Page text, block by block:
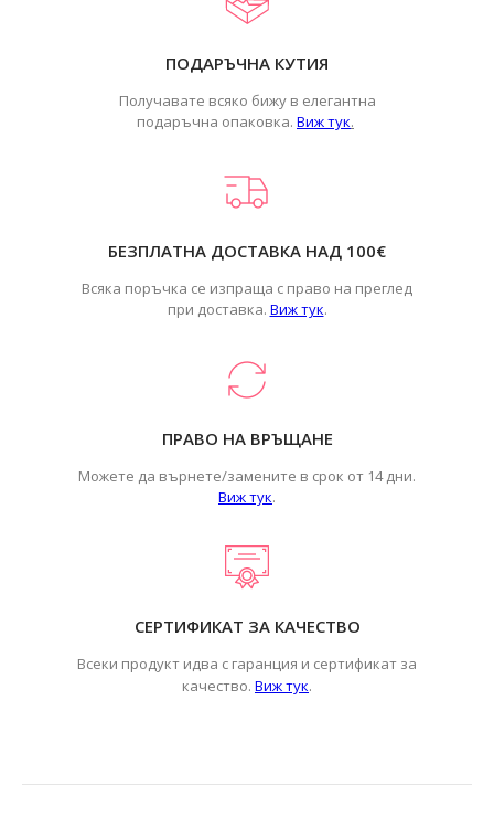
ПОДАРЪЧНА КУТИЯ
Получавате всяко бижу в елегантна
подаръчна опаковка. Виж тук.
БЕЗПЛАТНА ДОСТАВКА НАД 100€
Всяка поръчка се изпраща с право на преглед
при доставка. Виж тук.
ПРАВО НА ВРЪЩАНЕ
Можете да върнете/замените в срок от 14 дни.
Виж тук.
СЕРТИФИКАТ ЗА КАЧЕСТВО
Всеки продукт идва с гаранция и сертификат за
качество. Виж тук.